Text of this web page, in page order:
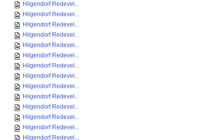
Hilgendorf Redevel...
Hilgendorf Redevel...
Hilgendorf Redevel...
Hilgendorf Redevel...
Hilgendorf Redevel...
Hilgendorf Redevel...
Hilgendorf Redevel...
Hilgendorf Redevel...
Hilgendorf Redevel...
Hilgendorf Redevel...
Hilgendorf Redevel...
Hilgendorf Redevel...
Hilgendorf Redevel...
Hilgendorf Redevel...